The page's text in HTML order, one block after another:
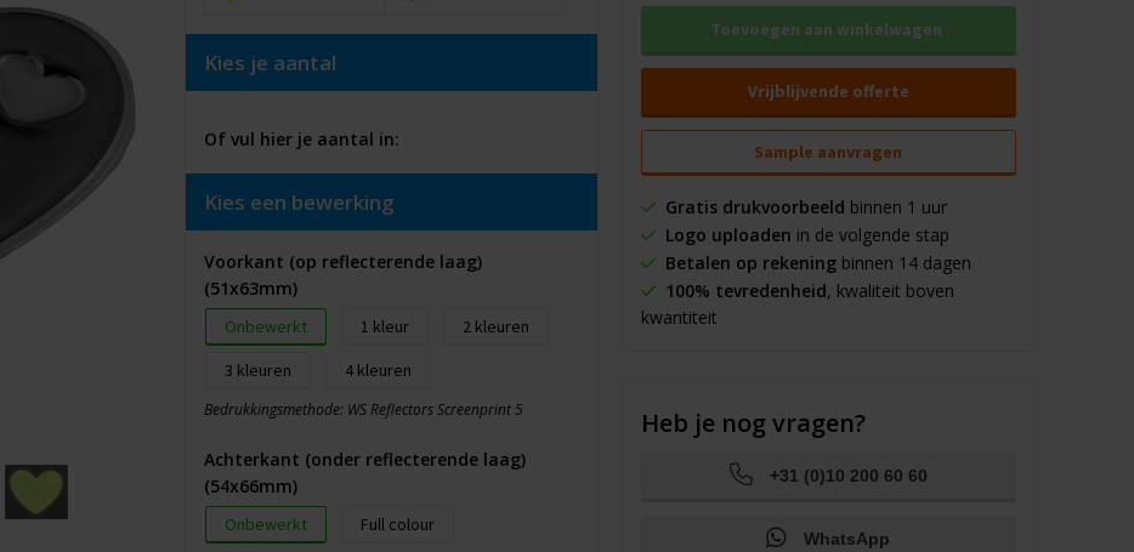
Kies je aantal
Of vul hier je aantal in:
Kies een bewerking
Voorkant (op reflecterende laag)
(51x63mm)
Onbewerkt 1
2
3
4
Bedrukkingsmethode: WS Reflectors Screenprint 5
Achterkant (onder reflecterende laag)
(54x66mm)
Onbewerkt Full colour
Toevoegen aan winkelwagen
Vrijblijvende offerte
Sample aanvragen
Gratis drukvoorbeeld binnen 1 uur
Logo uploaden in de volgende stap
Betalen op rekeningbinnen 14 dagen
100% tevredenheid, kwaliteit boven
kwantiteit
Heb je nog vragen?
+31 (0)10 200 60 60
WhatsApp